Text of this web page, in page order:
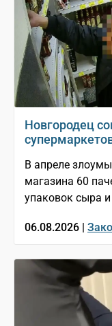
Новгородец
В апреле
магазина 60
упаковок сыра
06.08.2026 |